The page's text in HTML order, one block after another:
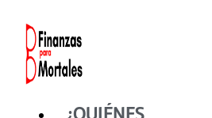
contenido
¿QUIÉNES